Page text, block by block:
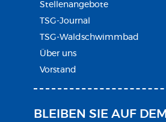
Stellenangebote
TSG-Journal
TSG-Waldschwimmbad
Über uns
Vorstand
BLEIBEN SIE AUF DEM